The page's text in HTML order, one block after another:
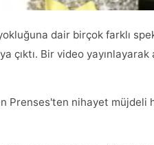
dair birçok farklı
çıktı. Bir video yayınlayarak
Prenses'ten nihayet müjdeli